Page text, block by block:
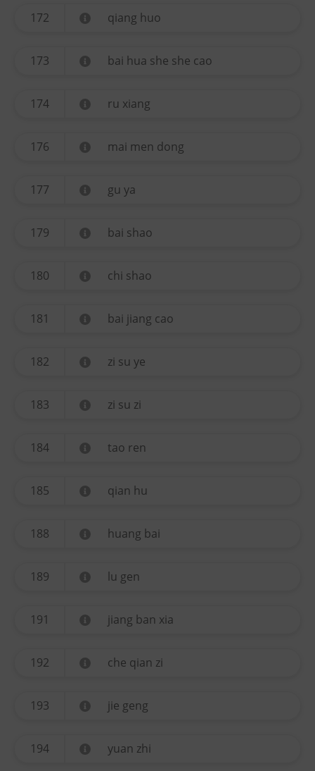
172 qiang huo
173 bai hua she she cao
174 ru xiang
176 mai men dong
177 gu ya
179 bai shao
180 chi shao
181 bai jiang cao
182 zi su ye
183 zi su zi
184 tao ren
185 qian hu
188 huang bai
189 lu gen
191 jiang ban xia
192 che qian zi
193 jie geng
194 yuan zhi